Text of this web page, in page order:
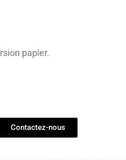
papier.
Contactez-nous